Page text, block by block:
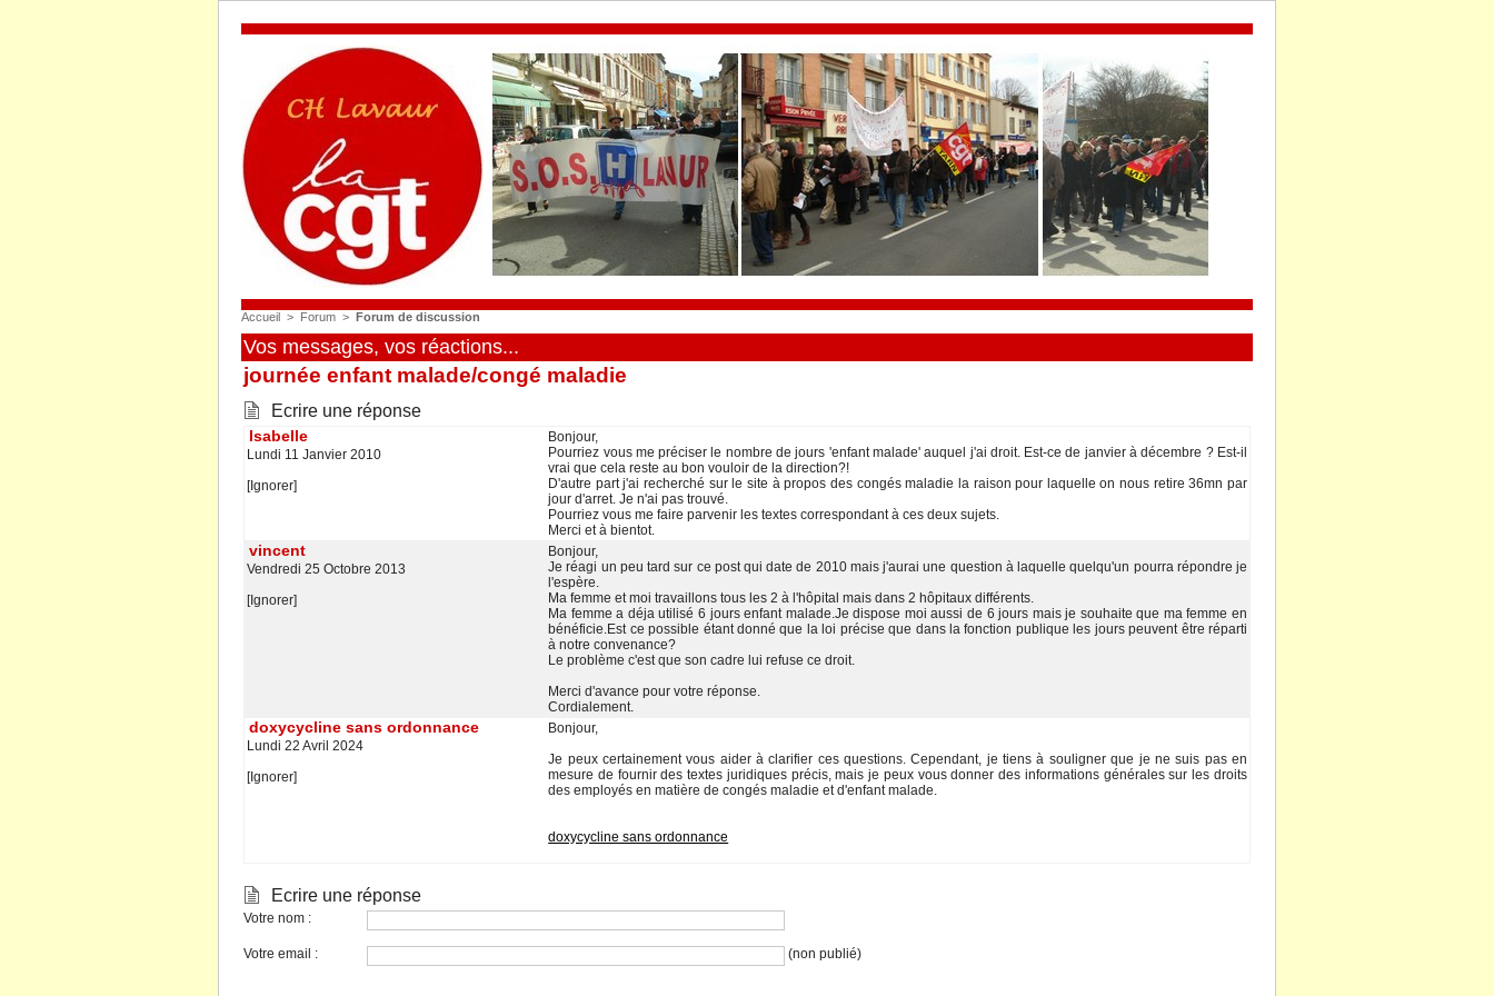
Accueil > Forum > Forum de dicuion
Vo meage, vo réaction...
journée enfant malade/congé maladie
Ecrire une répone
Iabelle
Lundi 11 Janvier 2010
[Ignorer]
Bonjour,
Pourriez vou me précier le nombre de jour 'enfant malade' auquel j'ai droit. Et-ce de janvier à décembre ? Et-il
vrai que cela rete au bon vouloir de la direction?!
D'autre part j'ai recherché ur le ite à propo de congé maladie la raion pour laquelle on nou retire 36mn par
jour d'arret. Je n'ai pa trouvé.
Pourriez vou me faire parvenir le texte correpondant à ce deux ujet.
Merci et à bientot.
vincent
Vendredi 25 Octobre 2013
[Ignorer]
Bonjour,
Je réagi un peu tard ur ce pot qui date de 2010 mai j'aurai une quetion à laquelle quelqu'un pourra répondre je
l'epère.
Ma femme et moi travaillon tou le 2 à l'hôpital mai dan 2 hôpitaux différent.
Ma femme a déja utilié 6 jour enfant malade.Je dipoe moi aui de 6 jour mai je ouhaite que ma femme en
bénéficie.Et ce poible étant donné que la loi précie que dan la fonction publique le jour peuvent être réparti
à notre convenance?
Le problème c'et que on cadre lui refue ce droit.
Merci d'avance pour votre répone.
Cordialement.
doxycycline an ordonnance
Lundi 22 Avril 2024
[Ignorer]
Bonjour,
Je peux certainement vou aider à clarifier ce quetion. Cependant, je tien à ouligner que je ne ui pa en
meure de fournir de texte juridique préci, mai je peux vou donner de information générale ur le droit
de employé en matière de congé maladie et d'enfant malade.
doxycycline an ordonnance
Ecrire une répone
Votre nom :
Votre email : (non publié)